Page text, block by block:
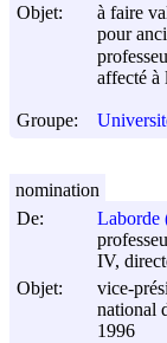
Objet:
à faire
pour
affecté
Groupe:
De:
Laborde
IV,
Objet:
vice-
national
1996
nomination